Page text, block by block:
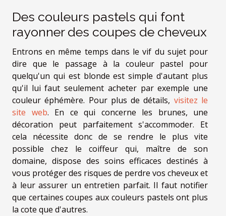
Des couleurs pastels qui font
rayonner des coupes de cheveux
Entrons en même temps dans le vif du sujet pour
dire que le passage à la couleur pastel pour
quelqu'un qui est blonde est simple d'autant plus
qu'il lui faut seulement acheter par exemple une
couleur éphémère. Pour plus de détails, visitez le
site web. En ce qui concerne les brunes, une
décoration peut parfaitement s'accommoder. Et
cela nécessite donc de se rendre le plus vite
possible chez le coiffeur qui, maître de son
domaine, dispose des soins efficaces destinés à
vous protéger des risques de perdre vos cheveux et
à leur assurer un entretien parfait. Il faut notifier
que certaines coupes aux couleurs pastels ont plus
la cote que d'autres.